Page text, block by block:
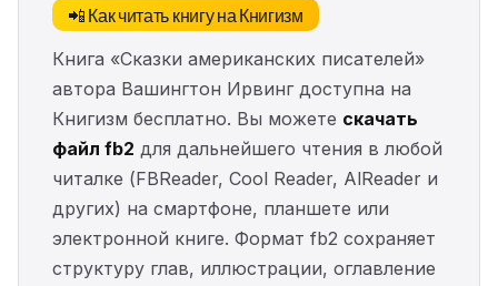
📲 Как читать книгу на Книгизм
Книга «Сказки американских писателей»
автора Вашингтон Ирвинг доступна на
Книгизм бесплатно. Вы можете скачать
файл fb2 для дальнейшего чтения в любой
читалке (FBReader, Cool Reader, AlReader и
других) на смартфоне, планшете или
электронной книге. Формат fb2 сохраняет
структуру глав, иллюстрации, оглавление